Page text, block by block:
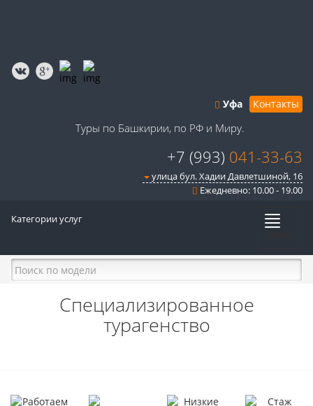
Уфа Контакты
Туры по Башкирии, по РФ и Миру.
+7 (993) 041-33-63
улица бул. Хадии Давлетшиной, 16
Ежедневно: 10.00 - 19.00
Категории услуг
Специализированное
турагенство